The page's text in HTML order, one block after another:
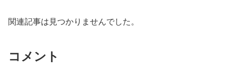
関連記事は見つかりませんでした。
コメント